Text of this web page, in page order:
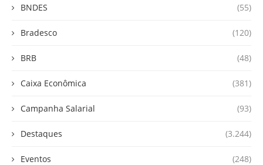
BNDES (55)
Bradesco (120)
BRB (48)
Caixa Econômica (381)
Campanha Salarial (93)
Destaques (3.244)
Eventos (248)